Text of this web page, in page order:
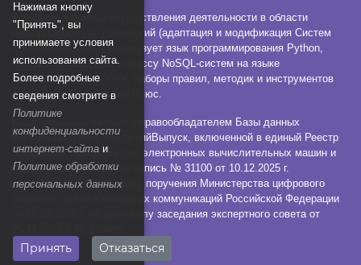
Компания в рамках осуществления деятельности в области
информационных технологий (адаптация и модификация Систем
КонсультантПлюс) использует язык программирования Python,
СУБД, относящуюся к классу NoSQL-систем на языке
программирования C++, наборы правил, методик и инструментов
технологии КонсультантПлюс.
Наша компания является правообладателем Базы данных
КонсультантПлюс:АмурскийВыпуск, включенной в единый Реестр
российских программ для электронных вычислительных машин и
баз данных. Реестровая запись № 31100 от 10.12.2025 г.
произведена на основании поручения Министерства цифрового
развития, связи и массовых коммуникаций Российской Федерации
от 10.12.2025 г. по протоколу заседания экспертного совета от
Нажимая кнопку
"Принять", вы
принимаете условия
использования сайта.
Более подробные
сведения смотрите в
Политике
конфиденциальности
интернет-сайта и
Политике обработки
персональных данных
Принять Отказаться